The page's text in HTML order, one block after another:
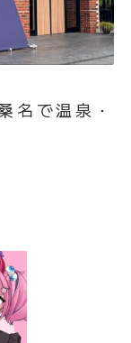
勢塩飴」こ